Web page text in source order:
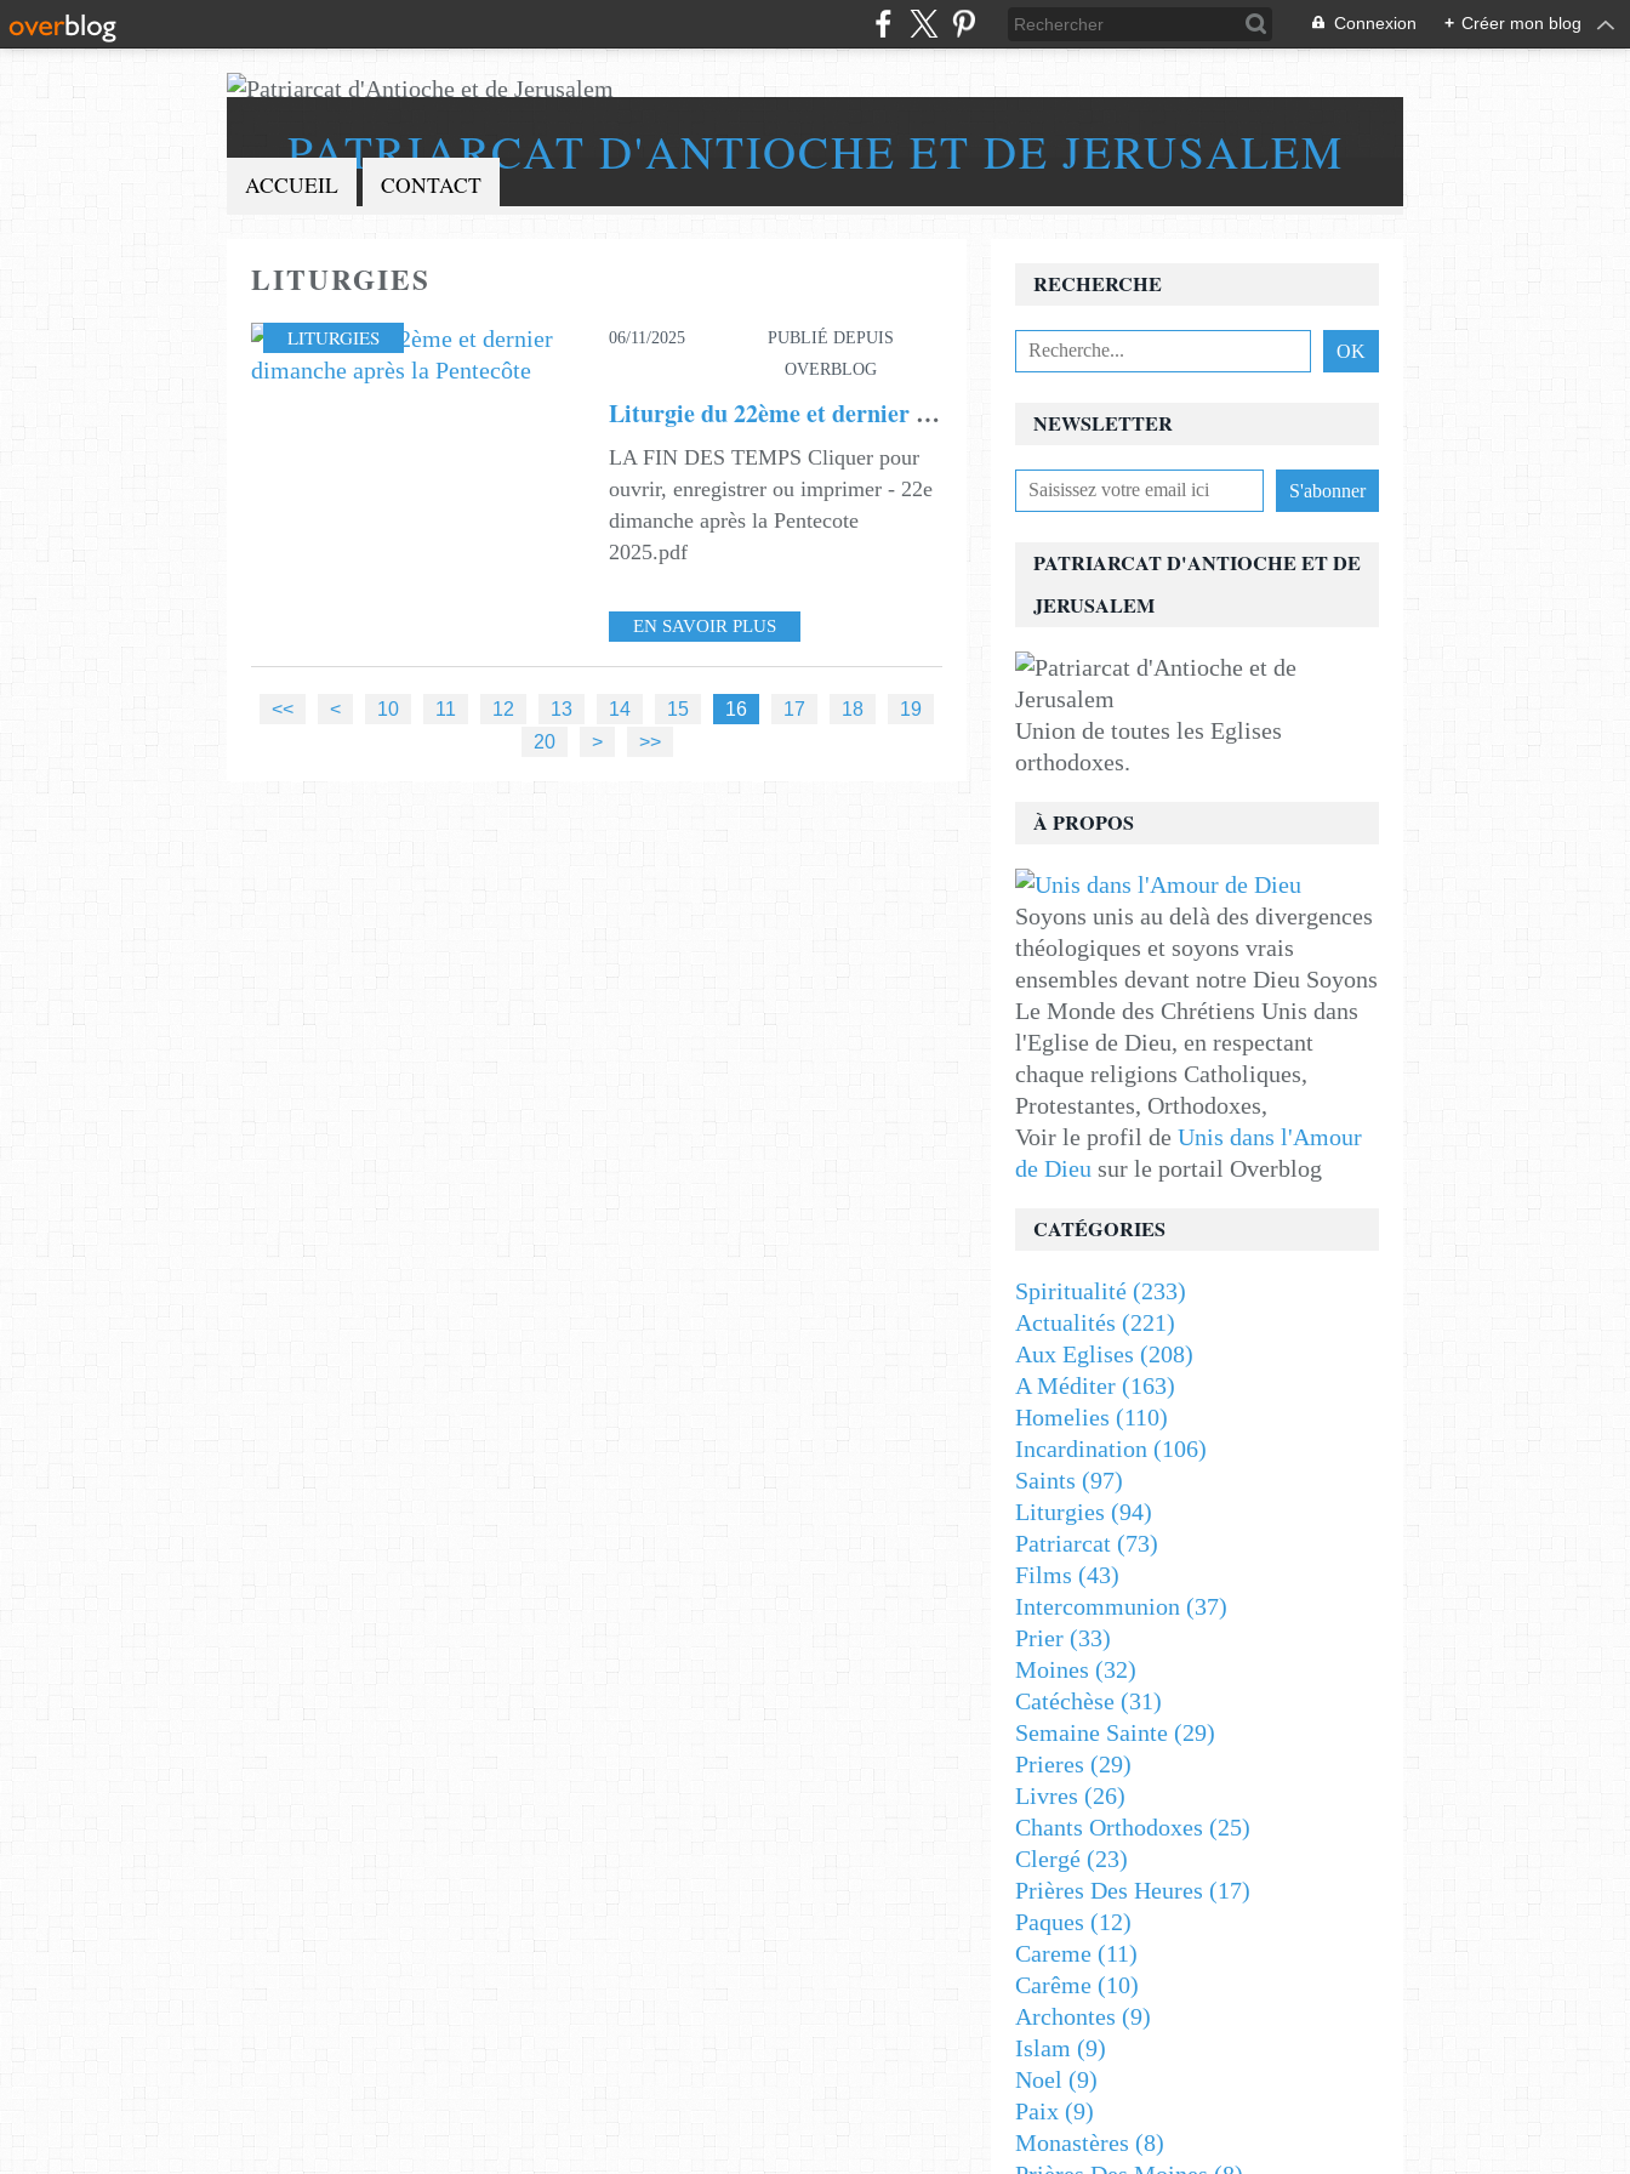
Connexion + Créer mon blog
PATRIARCAT D'ANTIOCHE ET DE JERUSALEM
ACCUEIL CONTACT
LITURGIES
LITURGIES 06/11/2025
PUBLIÉ DEPUIS
OVERBLOG
Liturgie du 22ème et dernier dimanche après la Pentecôte
LA FIN DES TEMPS Cliquer pour
ouvrir, enregistrer ou imprimer - 22e
dimanche après la Pentecote
2025.pdf
EN SAVOIR PLUS
<< < 10 11 12 13 14 15 16 17 18
19
20
30
40
50
60
70
80
90
> >>
NEWSLETTER
RECHERCHE
PATRIARCAT D'ANTIOCHE ET DE
JERUSALEM
Union de toutes les Eglises
orthodoxes.
À PROPOS
Soyons unis au delà des divergences
théologiques et soyons vrais
ensembles devant notre Dieu Soyons
Le Monde des Chrétiens Unis dans
l'Eglise de Dieu, en respectant
chaque religions Catholiques,
Protestantes, Orthodoxes,
Voir le profil de Unis dans l'Amour
de Dieu sur le portail Overblog
CATÉGORIES
Spiritualité (233)
Actualités (221)
Aux Eglises (208)
A Méditer (163)
Homelies (110)
Incardination (106)
Saints (97)
Liturgies (94)
Patriarcat (73)
Films (43)
Intercommunion (37)
Prier (33)
Moines (32)
Catéchèse (31)
Semaine Sainte (29)
Prieres (29)
Livres (26)
Chants Orthodoxes (25)
Clergé (23)
Prières Des Heures (17)
Paques (12)
Careme (11)
Carême (10)
Archontes (9)
Islam (9)
Noel (9)
Paix (9)
Monastères (8)